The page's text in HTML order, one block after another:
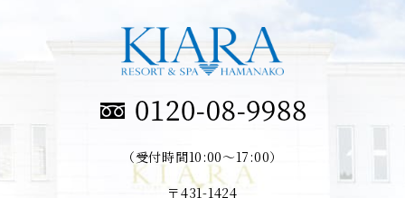
（受付時間10:00～17:00）
〒431-1424